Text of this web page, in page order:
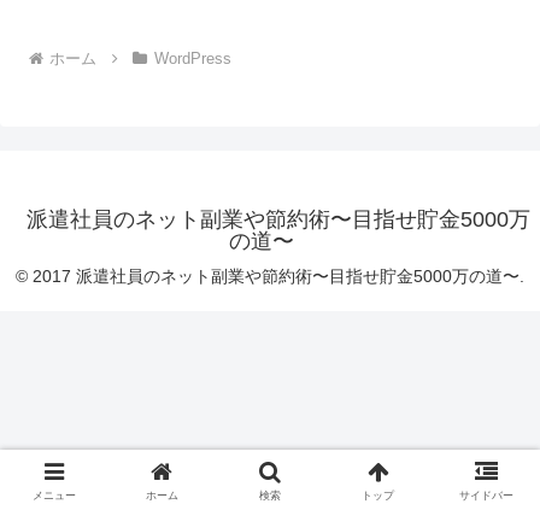
ホーム WordPress
派遣社員のネット副業や節約術〜目指せ貯金5000万
の道〜
© 2017 派遣社員のネット副業や節約術〜目指せ貯金5000万の道〜.
メニュー ホーム 検索 トップ サイドバー